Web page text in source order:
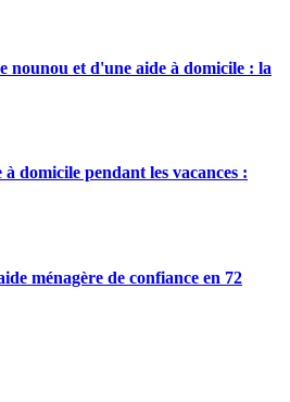
nounou et d'une aide à domicile : la
domicile pendant les vacances :
ménagère de confiance en 72